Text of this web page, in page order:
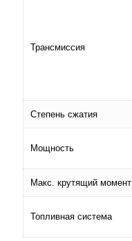
Трансмиссия
Степень сжатия
Мощность
Макс. крутящий момент
Топливная система